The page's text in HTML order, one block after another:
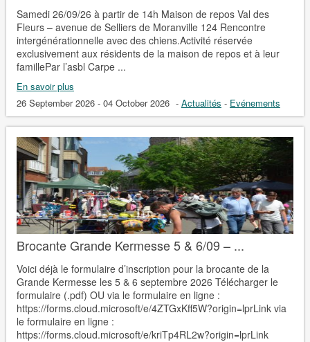
Samedi 26/09/26 à partir de 14h Maison de repos Val des
Fleurs – avenue de Selliers de Moranville 124 Rencontre
intergénérationnelle avec des chiens.Activité réservée
exclusivement aux résidents de la maison de repos et à leur
famillePar l’asbl Carpe ...
En savoir plus
26 September 2026 - 04 October 2026 - Actualités - Evénements
Brocante Grande Kermesse 5 & 6/09 – ...
Voici déjà le formulaire d’inscription pour la brocante de la
Grande Kermesse les 5 & 6 septembre 2026 Télécharger le
formulaire (.pdf) OU via le formulaire en ligne :
https://forms.cloud.microsoft/e/4ZTGxKff5W?origin=lprLink via
le formulaire en ligne :
https://forms.cloud.microsoft/e/kriTp4RL2w?origin=lprLink